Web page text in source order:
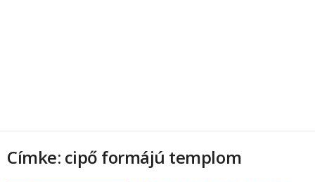
Címke: cipő formájú templom